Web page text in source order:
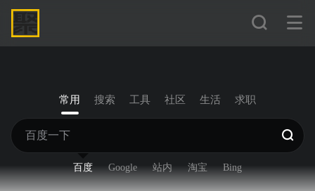
常用 搜索 工具 社区 生活 求职
百度 Google 站内 淘宝 Bing